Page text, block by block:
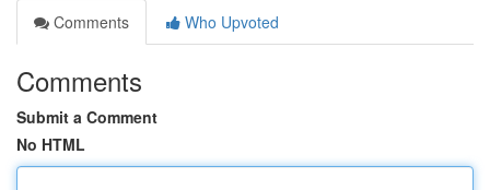
Comments
Who Upvoted
Comments
Submit a Comment
No HTML